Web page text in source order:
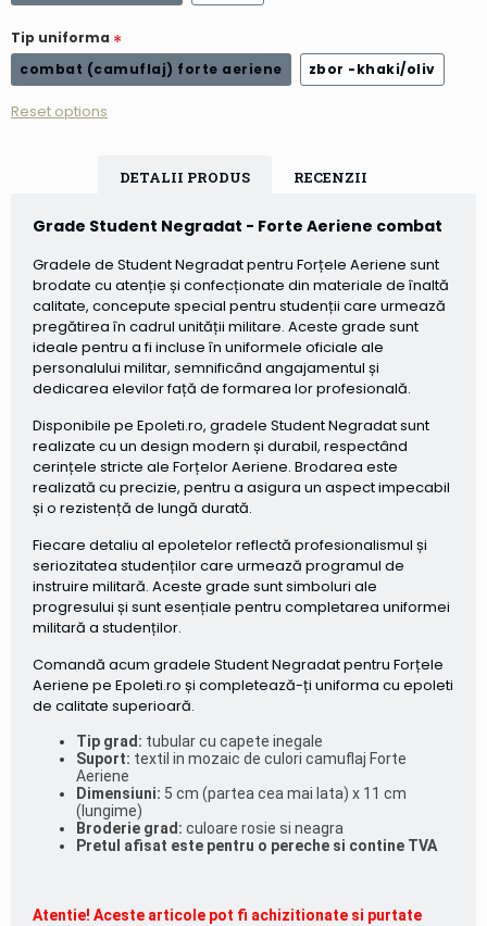
Tip uniforma
combat (camuflaj) forte aeriene
zbor -khaki/oliv
Reset options
DETALII PRODUS RECENZII
Grade Student Negradat - Forte Aeriene combat
Gradele de Student Negradatpentru Forțele Aeriene sunt
brodate cu atenție și confecționate din materiale de înaltă
calitate, concepute special pentru studenții care urmează
pregătirea în cadrul unității militare. Aceste grade sunt
ideale pentru a fi incluse în uniformele oficiale ale
personalului militar, semnificând angajamentul și
dedicarea elevilor față de formarea lor profesională.
Disponibile pe Epoleti.ro, gradele Student Negradatsunt
realizate cu un design modern și durabil, respectând
cerințele stricte ale Forțelor Aeriene. Brodarea este
realizată cu precizie, pentru a asigura un aspect impecabil
și o rezistență de lungă durată.
Fiecare detaliu al epoletelorreflectă profesionalismul și
seriozitatea studenților care urmează programul de
instruire militară. Aceste grade sunt simboluri ale
progresului și sunt esențiale pentru completarea uniformei
militară a studenților.
Comandă acum gradele Student Negradatpentru Forțele
Aeriene pe Epoleti.ro și completează-ți uniforma cu epoleti
de calitate superioară.
Tip grad: tubular cu capete inegale
Suport: textil in mozaic de culori camuflaj Forte
Aeriene
Dimensiuni: 5 cm (partea cea mai lata) x 11 cm
(lungime)
Broderie grad: culoare rosie si neagra
Pretul afisat este pentru o pereche si contine TVA
Atentie! Aceste articole pot fi achizitionate si purtate